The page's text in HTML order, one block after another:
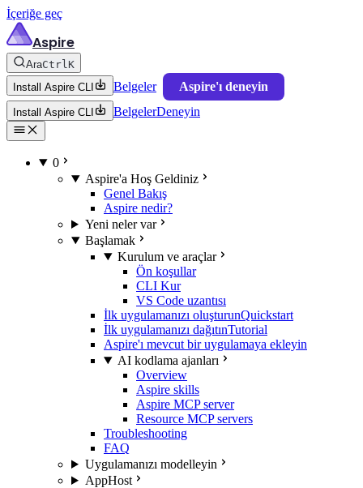
İçeriğe geç
Aspire
AraCtrlK
Install Aspire CLI
Belgeler Aspire'ı deneyin
Install Aspire CLI BelgelerDeneyin
0
Aspire'a Hoş Geldiniz
Genel Bakış
Aspire nedir?
Yeni neler var
Başlamak
Kurulum ve araçlar
Ön koşullar
CLI Kur
VS Code uzantısı
İlk uygulamanızı oluşturunQuickstart
İlk uygulamanızı dağıtınTutorial
Aspire'ı mevcut bir uygulamaya ekleyin
AI kodlama ajanları
Overview
Aspire skills
Aspire MCP server
Resource MCP servers
Troubleshooting
FAQ
Uygulamanızı modelleyin
AppHost